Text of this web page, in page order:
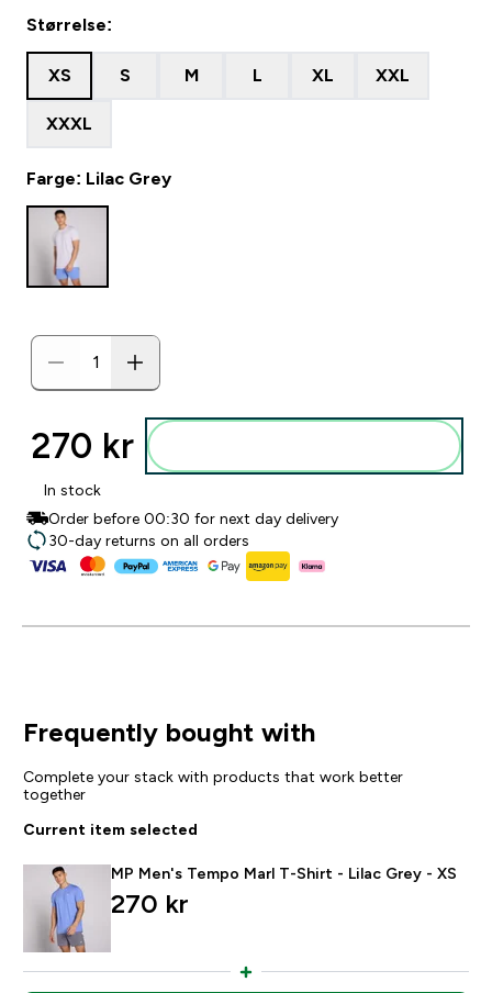
Størrelse:
XS S M L XL XXL
XXXL
Farge: Lilac Grey
270 kr‎
In stock
Order before 00:30 for next day delivery
30-day returns on all orders
Frequently bought with
Complete your stack with products that work better
together
Current item selected
MP Men's Tempo Marl T-Shirt - Lilac Grey - XS
270 kr‎